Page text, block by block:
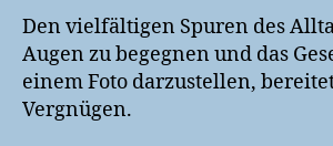
Den vielfältigen Spuren des
Augen zu begegnen und das
einem Foto darzustellen,
Vergnügen.